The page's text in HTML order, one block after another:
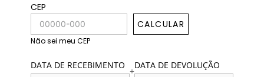
CEP
CALCULAR
Não sei meu CEP
DATA DE RECEBIMENTO +DATA DE DEVOLUÇÃO